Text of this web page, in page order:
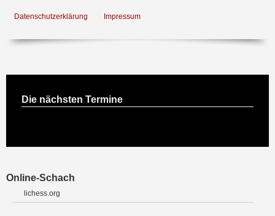
Datenschutzerklärung Impressum
Die nächsten Termine
Online-Schach
lichess.org